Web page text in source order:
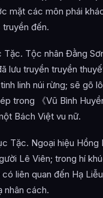
mặt các môn phái
đến.
Tộc nhân Đằng
lưu truyền truyền
linh núi rừng; sẽ gõ
trong 《Vũ Bình
Bách Việt vu nữ.
Tặc. Ngoại hiệu
Lê Viên; trong hí
liên quan đến Hạ
nhân cách.